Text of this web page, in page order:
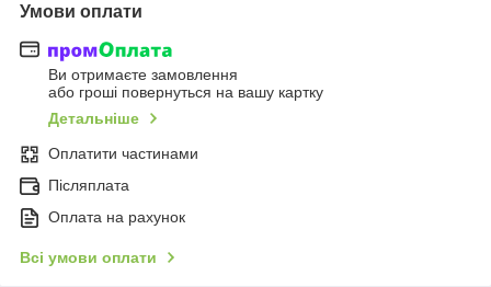
Умови оплати
Ви отримаєте замовлення
або гроші повернуться на вашу картку
Детальніше
Оплатити частинами
Післяплата
Оплата на рахунок
Всі умови оплати